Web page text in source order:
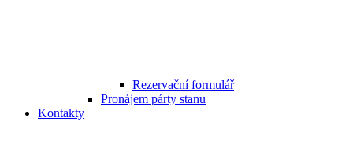
Rezervační formulář
Pronájem párty stanu
Kontakty